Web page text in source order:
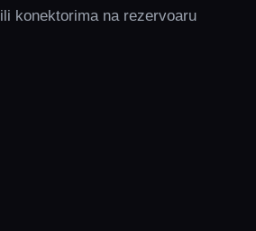
ili konektorima na rezervoaru